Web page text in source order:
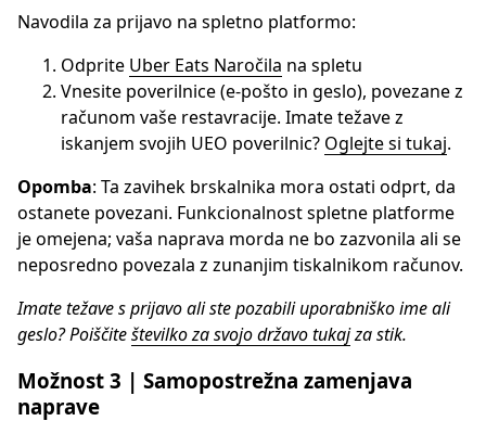
Navodila za prijavo na spletno platformo:
Odprite Uber Eats Naročila na spletu
Vnesite poverilnice (e-pošto in geslo), povezane z
računom vaše restavracije. Imate težave z
iskanjem svojih UEO poverilnic? Oglejte si tukaj.
Opomba: Ta zavihek brskalnika mora ostati odprt, da
ostanete povezani. Funkcionalnost spletne platforme
je omejena; vaša naprava morda ne bo zazvonila ali se
neposredno povezala z zunanjim tiskalnikom računov.
Imate težave s prijavo ali ste pozabili uporabniško ime ali
geslo? Poiščiteštevilko za svojo državo tukajza stik.
Možnost 3 | Samopostrežna zamenjava
naprave